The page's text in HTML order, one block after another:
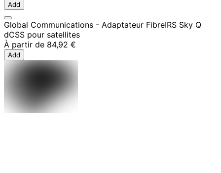
Add
Global Communications - Adaptateur FibreIRS Sky Q
dCSS pour satellites
À partir de 84,92 €
Add